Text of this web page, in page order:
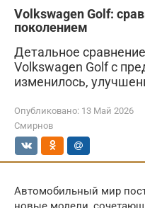
Volkswagen Golf:
поколением
Детальное
Volkswagen Golf с
изменилось,
Опубликовано: 13 Май 2026
Смирнов
Автомобильный мир